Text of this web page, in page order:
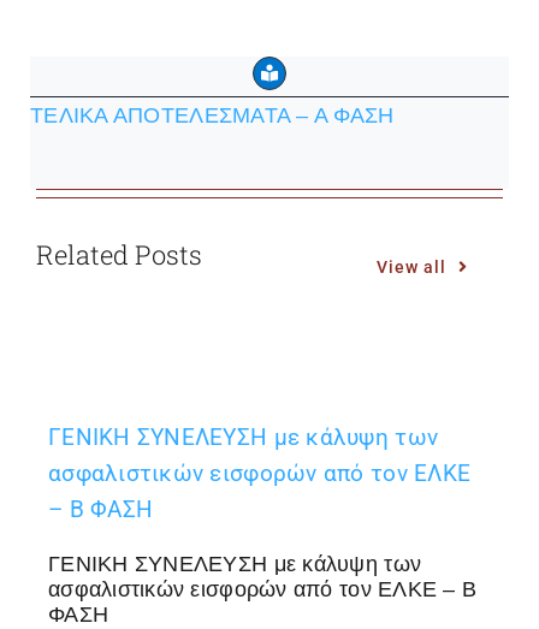
ΤΕΛΙΚΑ ΑΠΟΤΕΛΕΣΜΑΤΑ – Α ΦΑΣΗ
Related Posts View all
ΓΕΝΙΚΗ ΣΥΝΕΛΕΥΣΗ με κάλυψη των
ασφαλιστικών εισφορών από τον ΕΛΚΕ
– Β ΦΑΣΗ
ΓΕΝΙΚΗ ΣΥΝΕΛΕΥΣΗ με κάλυψη των
ασφαλιστικών εισφορών από τον ΕΛΚΕ – Β
ΦΑΣΗ